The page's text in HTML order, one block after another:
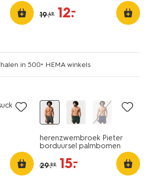
19.49 12.
–
in 500+ HEMA winkels
herenzwembroek Pieter
borduursel palmbomen
29.99 15.
–